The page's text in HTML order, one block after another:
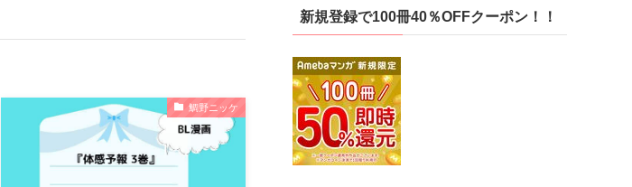
鯛野ニッケ
新規登録で100冊40％OFFクーポン！！